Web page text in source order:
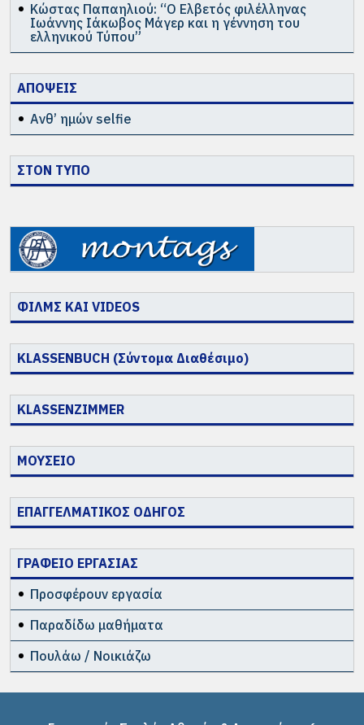
Κώστας Παπαηλιού: “Ο Ελβετός φιλέλληνας
Ιωάννης Ιάκωβος Μάγερ και η γέννηση του
ελληνικού Τύπου”
ΑΠΟΨΕΙΣ
Ανθ’ ημών selfie
ΣΤΟΝ ΤΥΠΟ
ΦΙΛΜΣ ΚΑΙ VIDEOS
KLASSENBUCH (Σύντομα Διαθέσιμο)
KLASSENZIMMER
ΜΟΥΣΕΙΟ
ΕΠΑΓΓΕΛΜΑΤΙΚΟΣ ΟΔΗΓΟΣ
ΓΡΑΦΕΙΟ ΕΡΓΑΣΙΑΣ
Προσφέρουν εργασία
Παραδίδω μαθήματα
Πουλάω / Νοικιάζω